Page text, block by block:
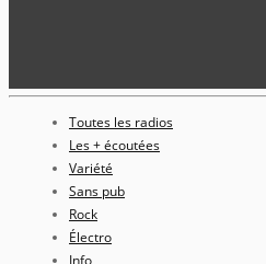
Toutes les radios
Les + écoutées
Variété
Sans pub
Rock
Électro
Info